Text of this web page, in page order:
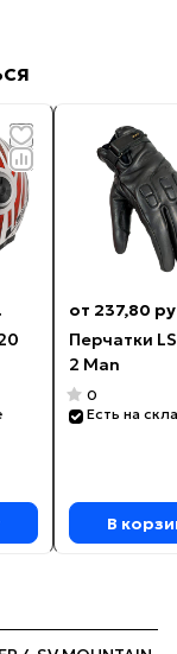
от 237,80
Перчатки
2 Man
0
Есть на
В